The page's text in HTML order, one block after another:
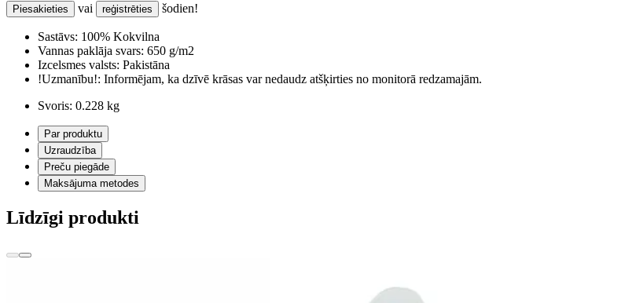
Piesakieties vai reģistrēties šodien!
Sastāvs: 100% Kokvilna
Vannas paklāja svars: 650 g/m2
Izcelsmes valsts: Pakistāna
!Uzmanību!: Informējam, ka dzīvē krāsas var nedaudz atšķirties no monitorā redzamajām.
Svoris: 0.228 kg
Par produktu
Uzraudzība
Preču piegāde
Maksājuma metodes
Līdzīgi produkti